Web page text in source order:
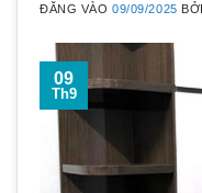
ĐĂNG VÀO09/09/2025
09
Th9